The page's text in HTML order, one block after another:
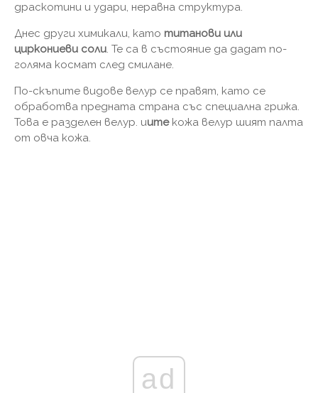
драскотини и удари, неравна структура.
Днес други химикали, като титанови или
циркониеви соли. Те са в състояние да дадат по-
голяма космат след смилане.
По-скъпите видове велур се правят, като се
обработва предната страна със специална грижа.
Това е разделен велур. иитекожа велур шият палта
от овча кожа.
ad